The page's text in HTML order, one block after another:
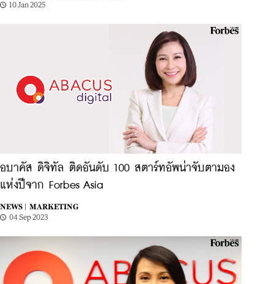
10 Jan 2025
อบาคัส ดิจิทัล ติดอันดับ 100 สตาร์ทอัพน่าจับตามอง
แห่งปีจาก Forbes Asia
NEWS |
MARKETING
04 Sep 2023